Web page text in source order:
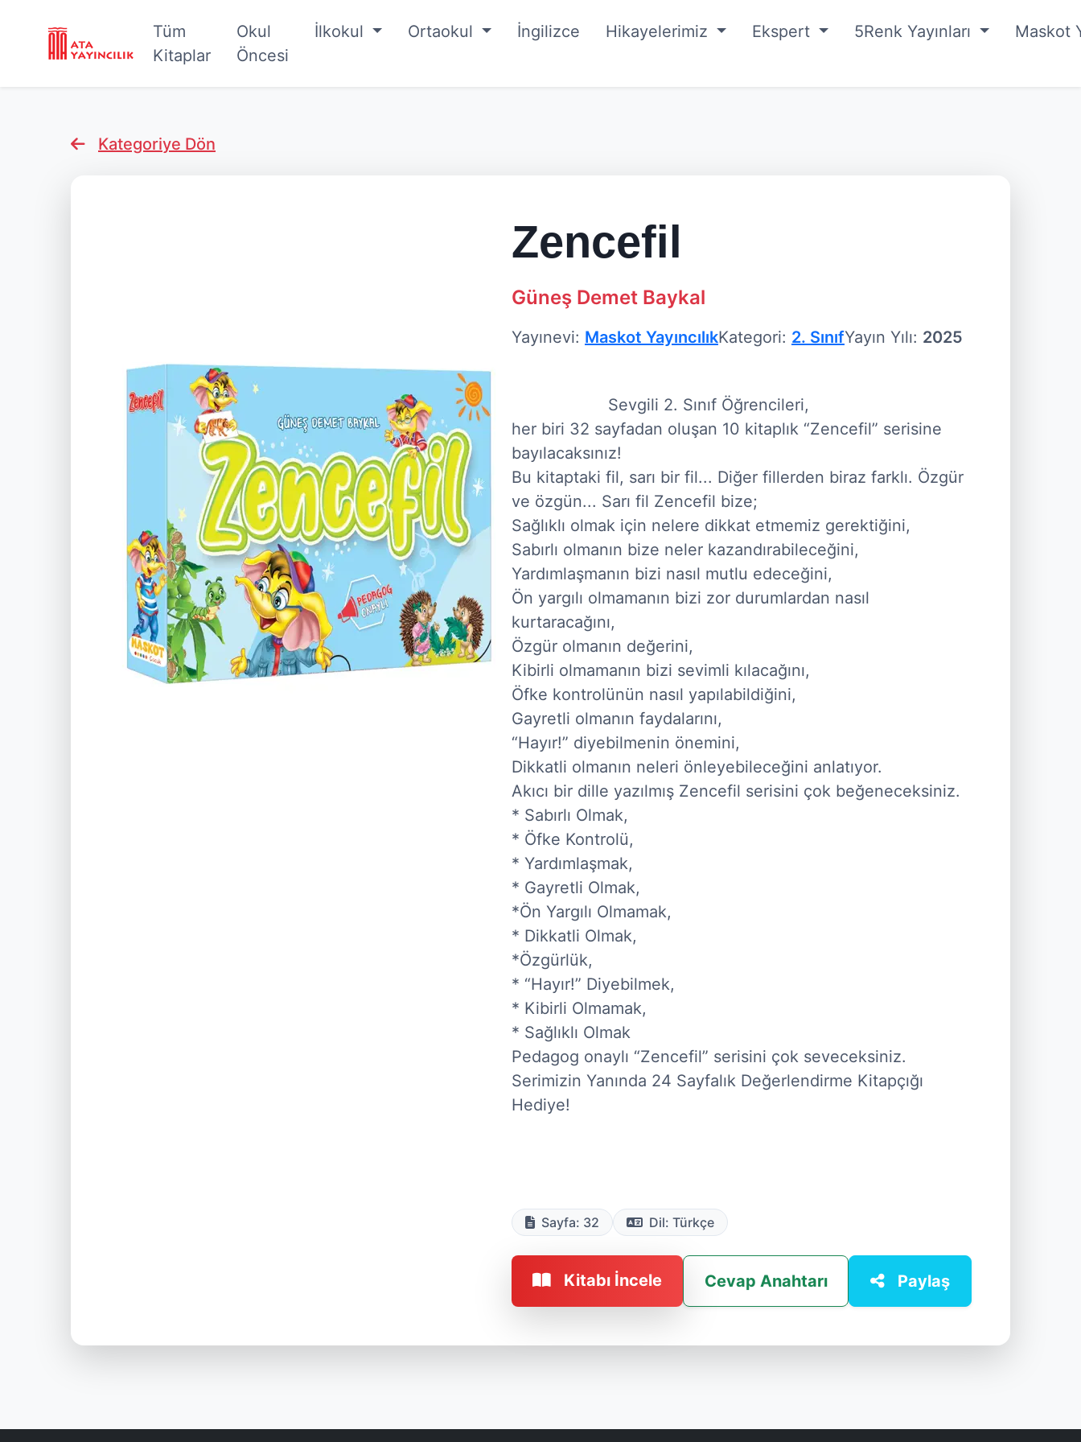
Tüm
Kitaplar
Okul
Öncesi
İlkokul Ortaokul İngilizce Hikayelerimiz Ekspert 5Renk Yayınları Maskot
Kategoriye Dön
Zencefil
Güneş Demet Baykal
Yayınevi: Maskot YayıncılıkKategori: 2. SınıfYayın Yılı: 2025
her biri 32 sayfadan oluşan 10 kitaplık “Zencefil” serisine
bayılacaksınız!
Bu kitaptaki fil, sarı bir fil... Diğer fillerden biraz farklı. Özgür
ve özgün... Sarı fil Zencefil bize;
Sağlıklı olmak için nelere dikkat etmemiz gerektiğini,
Sabırlı olmanın bize neler kazandırabileceğini,
Yardımlaşmanın bizi nasıl mutlu edeceğini,
Ön yargılı olmamanın bizi zor durumlardan nasıl
kurtaracağını,
Özgür olmanın değerini,
Kibirli olmamanın bizi sevimli kılacağını,
Öfke kontrolünün nasıl yapılabildiğini,
Gayretli olmanın faydalarını,
“Hayır!” diyebilmenin önemini,
Dikkatli olmanın neleri önleyebileceğini anlatıyor.
Akıcı bir dille yazılmış Zencefil serisini çok beğeneceksiniz.
* Sabırlı Olmak,
* Öfke Kontrolü,
* Yardımlaşmak,
* Gayretli Olmak,
*Ön Yargılı Olmamak,
* Dikkatli Olmak,
*Özgürlük,
* “Hayır!” Diyebilmek,
* Kibirli Olmamak,
* Sağlıklı Olmak
Pedagog onaylı “Zencefil” serisini çok seveceksiniz.
Serimizin Yanında 24 Sayfalık Değerlendirme Kitapçığı
Hediye!
Sayfa: 32 Dil: Türkçe
Kitabı İncele Cevap Anahtarı Paylaş